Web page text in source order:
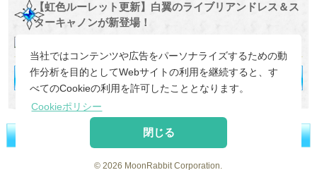
当社ではコンテンツや広告をパーソナライズするための動
作分析を目的としてWebサイトの利用を継続すると、す
べてのCookieの利用を許可したこととなります。
Cookieポリシー
閉じる
【虹色ルーレット更新】白翼のライブリアンドレス＆ス
ターキャノンが新登場！
©2026 MoonRabbit Corporation.